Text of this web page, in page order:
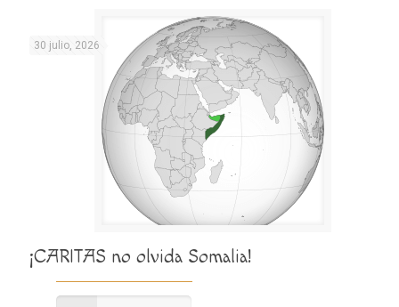
30 julio, 2026
¡CARITAS no olvida Somalia!